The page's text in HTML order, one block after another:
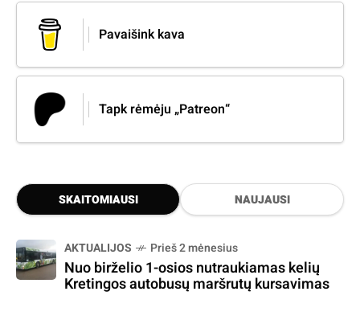
Pavaišink kava
Tapk rėmėju „Patreon“
SKAITOMIAUSI NAUJAUSI
AKTUALIJOS Prieš 2 mėnesius
Nuo birželio 1-osios nutraukiamas kelių
Kretingos autobusų maršrutų kursavimas